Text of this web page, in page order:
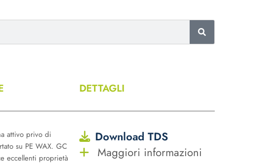
DETTAGLI
attivo privo di
su PE WAX. GC
eccellenti proprietà
Download TDS
Maggiori informazioni